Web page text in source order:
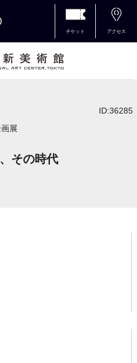
チケット アクセス
ID:36285
展
その時代